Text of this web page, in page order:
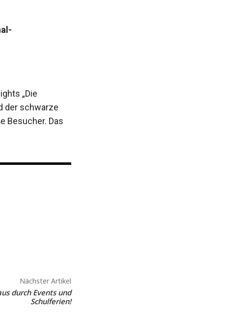
„Die
der schwarze
Besucher. Das
Nächster Artikel
durch Events und
Schulferien!